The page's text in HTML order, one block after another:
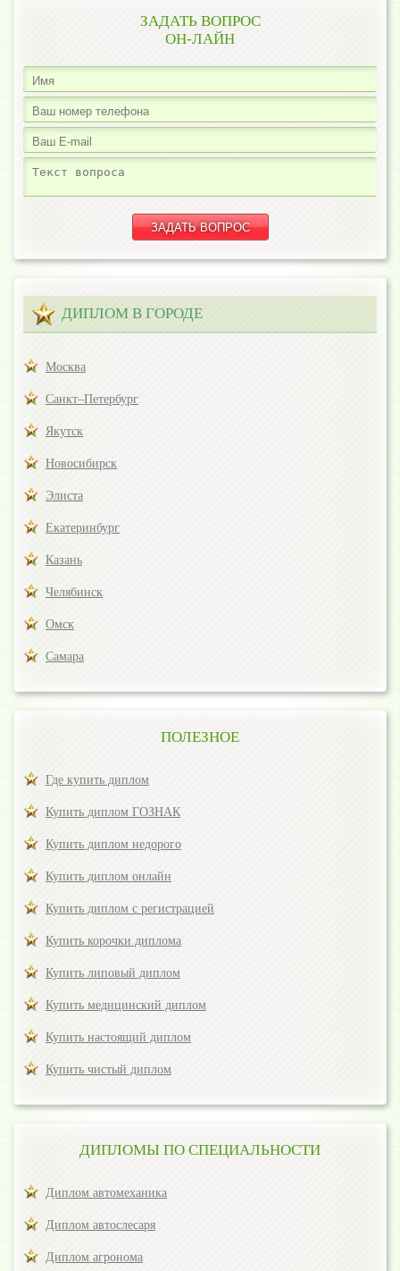
ЗАДАТЬ ВОПРОС
ОН-ЛАЙН
ДИПЛОМ В ГОРОДЕ
Москва
Санкт–Петербург
Якутск
Новосибирск
Элиста
Екатеринбург
Казань
Челябинск
Омск
Самара
ПОЛЕЗНОЕ
Где купить диплом
Купить диплом ГОЗНАК
Купить диплом недорого
Купить диплом онлайн
Купить диплом с регистрацией
Купить корочки диплома
Купить липовый диплом
Купить медицинский диплом
Купить настоящий диплом
Купить чистый диплом
ДИПЛОМЫ ПО СПЕЦИАЛЬНОСТИ
Диплом автомеханика
Диплом автослесаря
Диплом агронома